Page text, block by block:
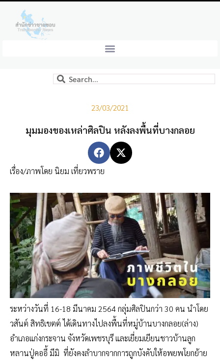
23/03/2021
มุมมองของเหล่าศิลปิน หลังลงพื้นที่บางกลอย
เรื่อง/ภาพโดย นิยม เที่ยวพราย
ระหว่างวันที่ 16-18 มีนาคม 2564 กลุ่มศิลปินกว่า 30 คน นำโดย
วสันต์ สิทธิเขตต์ ได้เดินทางไปลงพื้นที่หมู่บ้านบางกลอย(ล่าง)
อำเภอแก่งกระจาน จังหวัดเพชรบุรี และเยี่ยมเยียนชาวบ้านลูก
หลานปู่คออี้ มีมิ ที่ยังคงลำบากจากการถูกบังคับให้อพยพโยกย้าย